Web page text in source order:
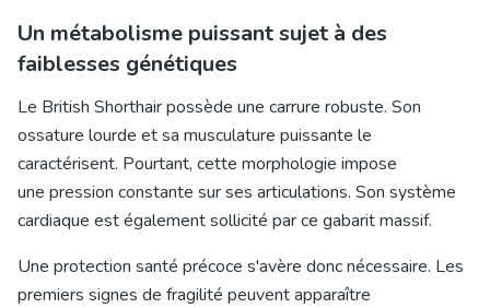
Un métabolisme puissant sujet à des
faiblesses génétiques
Le British Shorthair possède une carrure robuste. Son
ossature lourde et sa musculature puissante le
caractérisent. Pourtant, cette morphologie impose
une pression constante sur ses articulations. Son système
cardiaque est également sollicité par ce gabarit massif.
Une protection santé précoce s'avère donc nécessaire. Les
premiers signes de fragilité peuvent apparaître